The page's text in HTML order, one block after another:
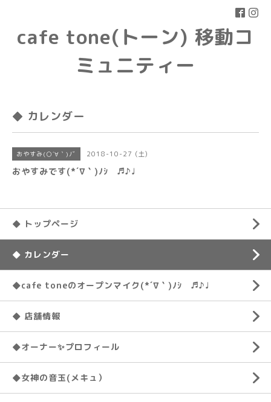
cafe tone(トーン) 移動コ
ミュニティー
◆ カレンダー
おやすみ(○´∀｀)ﾉﾞ 2018-10-27 (土)
おやすみです(*´∇｀)ﾉｼ ♬♪♩
◆ トップページ
◆ カレンダー
◆cafe toneのオープンマイク(*´∇｀)ﾉｼ ♬♪♩
◆ 店舗情報
◆オーナー✨プロフィール
◆女神の音玉(メキュ）